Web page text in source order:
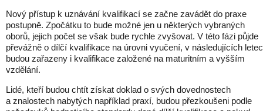
Nový přístup k uznávání kvalifikací se začne zavádět do praxe
postupně. Zpočátku to bude možné jen u některých vybraných
oborů, jejich počet se však bude rychle zvyšovat. V této fázi půjde
převážně o dílčí kvalifikace na úrovni vyučení, v následujících
budou zařazeny i kvalifikace založené na maturitním a vyšším
vzdělání.
Lidé, kteří budou chtít získat doklad o svých dovednostech
a znalostech nabytých například praxí, budou přezkoušeni podle